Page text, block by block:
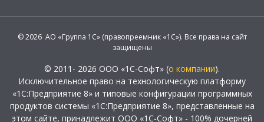
© 2026 АО «Группа 1С» (правопреемник «1С»). Все права на сайт
защищены
© 2011- 2026 ООО «1С-Софт» (о компании).
Исключительное право на технологическую платформу
«1С:Предприятие 8» и типовые конфигурации программных
продуктов системы «1С:Предприятие 8», представленные на
этом сайте, принадлежит ООО «1С-Софт» - 100% дочерней